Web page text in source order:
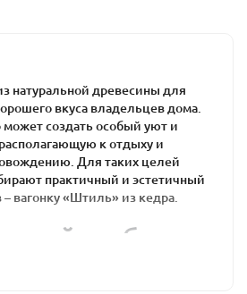
натуральной древесины для
вкуса владельцев дома.
создать особый уют и
к отдыху и
Для таких целей
практичный и эстетичный
вагонку «Штиль» из кедра.
выбор
дома